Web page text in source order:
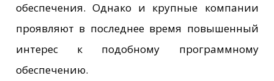
обеспечения. Однако и крупные компании
проявляют в последнее время повышенный
интерес к подобному программному
обеспечению.